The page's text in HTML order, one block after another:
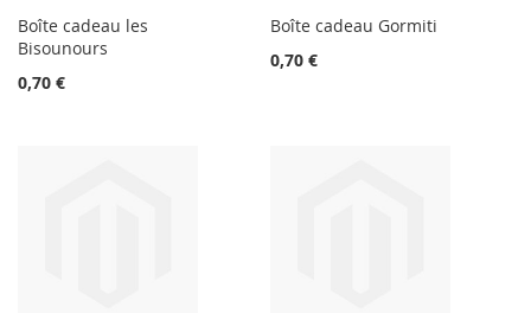
Boîte cadeau les
Bisounours
0,70 €
Boîte cadeau Gormiti
0,70 €